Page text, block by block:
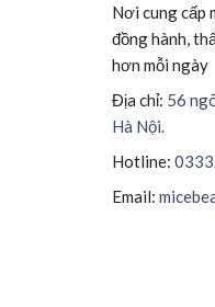
Nơi cung cấp
đồng hành,
hơn mỗi ngày
Địa chỉ: 56
Hà Nội.
Hotline:
Email: